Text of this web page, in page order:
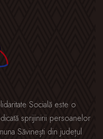
Socială este o
sprijinirii persoanelor
Săvinești din județul